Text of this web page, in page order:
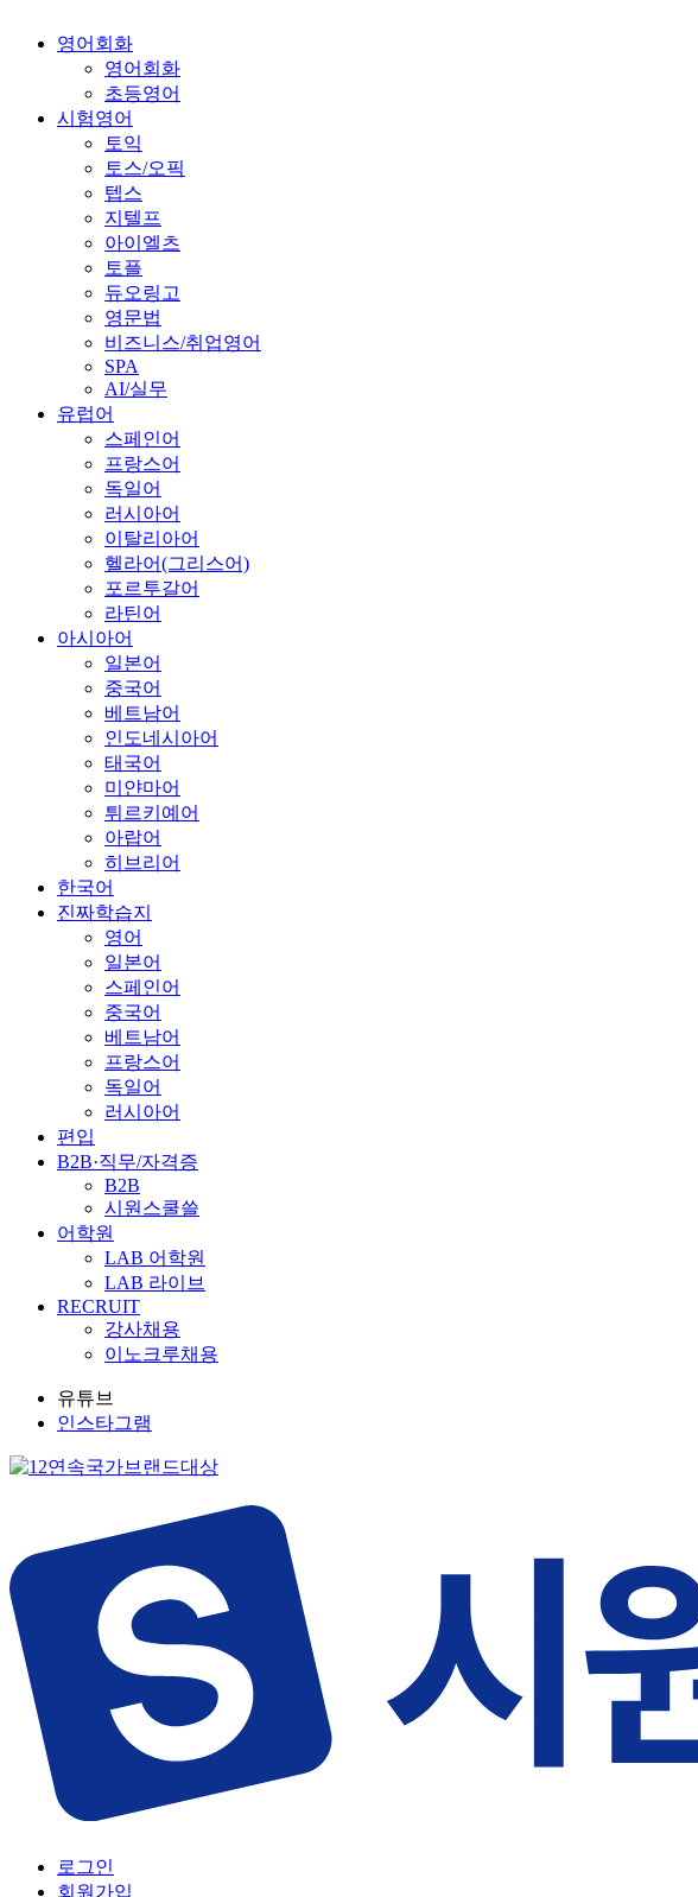
영어회화
영어회화
초등영어
시험영어
토익
토스/오픽
텝스
지텔프
아이엘츠
토플
듀오링고
영문법
비즈니스/취업영어
SPA
AI/실무
유럽어
스페인어
프랑스어
독일어
러시아어
이탈리아어
헬라어(그리스어)
포르투갈어
라틴어
아시아어
일본어
중국어
베트남어
인도네시아어
태국어
미얀마어
튀르키예어
아랍어
히브리어
한국어
진짜학습지
영어
일본어
스페인어
중국어
베트남어
프랑스어
독일어
러시아어
편입
B2B·직무/자격증
B2B
시원스쿨쓸
어학원
LAB 어학원
LAB 라이브
RECRUIT
강사채용
이노크루채용
유튜브
인스타그램
로그인
회원가입